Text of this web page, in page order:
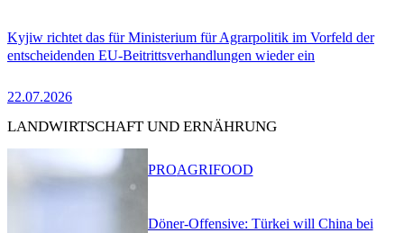
Kyjiw richtet das für Ministerium für Agrarpolitik im Vorfeld der
entscheidenden EU-Beitrittsverhandlungen wieder ein
22.07.2026
LANDWIRTSCHAFT UND ERNÄHRUNG
Döner-Offensive: Türkei will China bei
PROAGRIFOOD